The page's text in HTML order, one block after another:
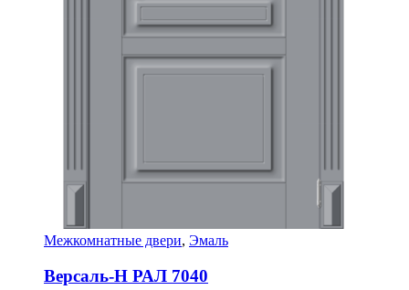
Межкомнатные двери, Эмаль
Версаль-Н РАЛ 7040